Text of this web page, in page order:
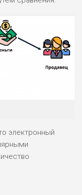
электронный